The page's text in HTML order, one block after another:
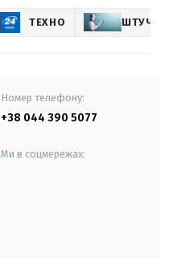
ТЕХНО
Номер телефону:
+38 044 390 5077
Ми в соцмережах: